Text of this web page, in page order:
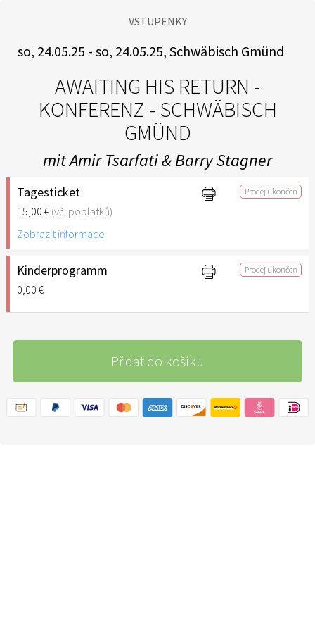
VSTUPENKY
so, 24.05.25 - so, 24.05.25, Schwäbisch Gmünd
AWAITING HIS RETURN -
KONFERENZ - SCHWÄBISCH
GMÜND
mit Amir Tsarfati & Barry Stagner
Tagesticket
15,00 €(vč. poplatků)
Prodej ukončen
Zobrazit informace
Kinderprogramm
0,00 €
Prodej ukončen
Přidat do košíku